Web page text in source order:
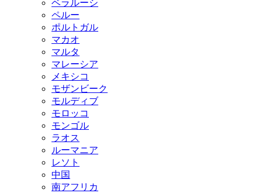
ベラルーシ
ペルー
ポルトガル
マカオ
マルタ
マレーシア
メキシコ
モザンビーク
モルディブ
モロッコ
モンゴル
ラオス
ルーマニア
レソト
中国
南アフリカ